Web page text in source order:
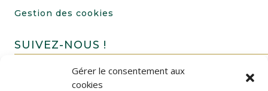
Gérer le consentement aux
cookies
Gestion des cookies
SUIVEZ-NOUS !